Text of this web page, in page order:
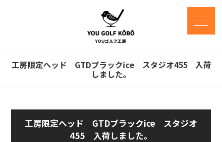
工房限定ヘッド GTDブラックice スタジオ455 入荷
しました。
工房限定ヘッド GTDブラックice スタジオ
455 入荷しました。